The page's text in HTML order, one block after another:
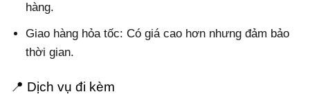
hàng.
Giao hàng hỏa tốc: Có giá cao hơn nhưng đảm bảo
thời gian.
📍 Dịch vụ đi kèm